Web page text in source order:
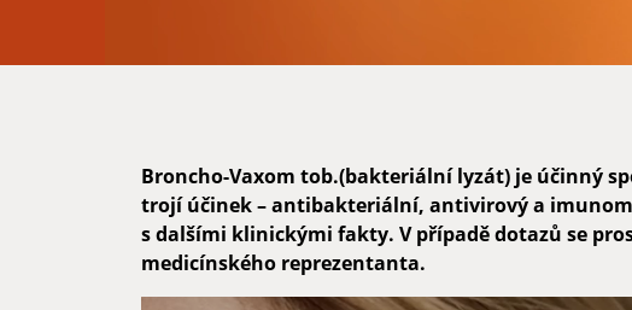
Broncho-Vaxom tob.(bakteriální lyzát) je účinný
trojí účinek – antibakteriální, antivirový a
s dalšími klinickými fakty. V případě dotazů se
medicínského reprezentanta.